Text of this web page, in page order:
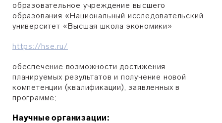
образовательное учреждение высшего
образования «Национальный исследовательский
университет «Высшая школа экономики»
https://hse.ru/
обеспечение возможности достижения
планируемых результатов и получение новой
компетенции (квалификации), заявленных в
программе;
Научные организации: